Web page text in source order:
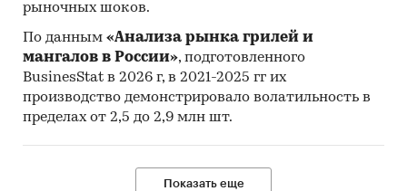
рыночных шоков.
По данным «Анализа рынка грилей и
мангалов в России», подготовленного
BusinesStat в 2026 г, в 2021-2025 гг их
производство демонстрировало волатильность в
пределах от 2,5 до 2,9 млн шт.
Показать еще